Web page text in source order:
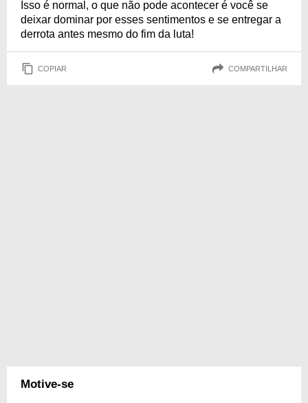
Isso é normal, o que não pode acontecer é você se
deixar dominar por esses sentimentos e se entregar a
derrota antes mesmo do fim da luta!
COPIAR COMPARTILHAR
Motive-se